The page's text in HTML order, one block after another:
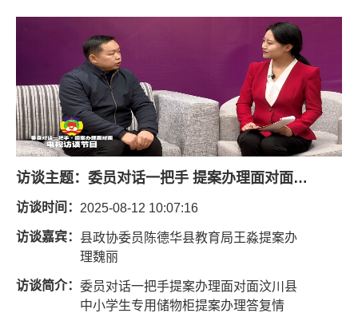
访谈主题： 委员对话一把手 提案办理面对面（中小学生专用储物柜）
访谈时间： 2025-08-12 10:07:16
访谈嘉宾： 县政协委员陈德华县教育局王淼提案办
理魏丽
访谈简介： 委员对话一把手提案办理面对面汶川县
中小学生专用储物柜提案办理答复情